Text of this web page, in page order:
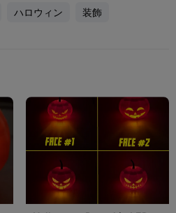
ハロウィン 装飾